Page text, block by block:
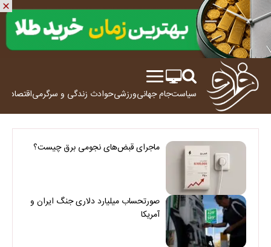
سیاستجام جهانیورزشیحوادث زندگی و سرگرمیاقتصاد
ماجرای قبض‌های نجومی برق چیست؟
صورتحساب میلیارد دلاری جنگ ایران و
آمریکا